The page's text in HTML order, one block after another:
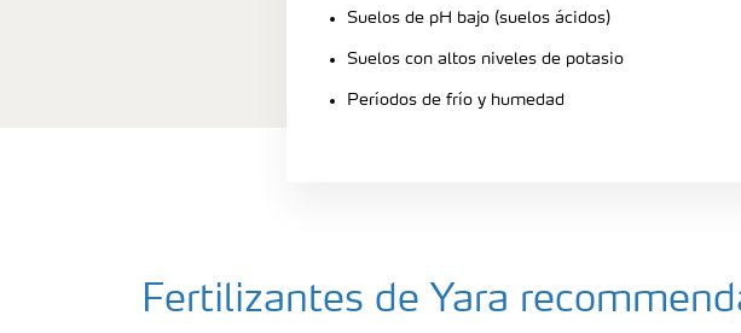
Suelos de pH bajo (suelos ácidos)
Suelos con altos niveles de potasio
Períodos de frío y humedad
Fertilizantes de Yara